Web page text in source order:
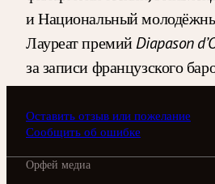
и Национальный
Лауреат премийDiapason
за записи французского
Оставить отзыв или пожелание
Сообщить об ошибке
Орфей медиа